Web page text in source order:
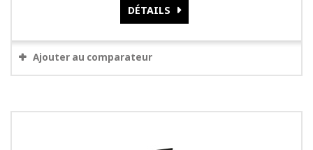
DÉTAILS
Ajouter au comparateur